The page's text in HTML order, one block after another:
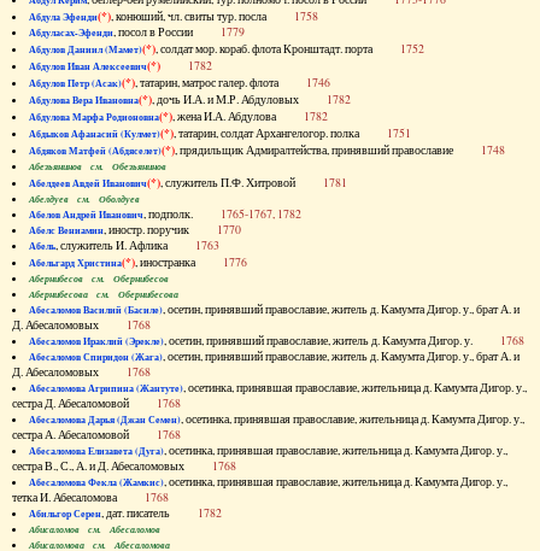
Абдула Эфенди(*), конюший, чл. свиты тур. посла 1758
Абдуласах-Эфенди, посол в России 1779
Абдулов Даниил (Мамет)(*), солдат мор. кораб. флота Кронштадт. порта 1752
Абдулов Иван Алексеевич(*) 1782
Абдулов Петр (Асак)(*), татарин, матрос галер. флота 1746
Абдулова Вера Ивановна(*), дочь И.А. и М.Р. Абдуловых 1782
Абдулова Марфа Родионовна(*), жена И.А. Абдулова 1782
Абдыков Афанасий (Кулмет)(*), татарин, солдат Архангелогор. полка 1751
Абдяков Матфей (Абдяселет)(*), прядильщик Адмиралтейства, принявший православие 1748
Абезьянинов см. Обезьянинов
Абелдеев Авдей Иванович(*), служитель П.Ф. Хитровой 1781
Абелдуев см. Оболдуев
Абелов Андрей Иванович, подполк. 1765-1767, 1782
Абелс Вениамин, иностр. поручик 1770
Абель, служитель И. Афлика 1763
Абельгард Христина(*), иностранка 1776
Абернибесов см. Обернибесов
Абернибесова см. Обернибесова
Абесаломов Василий (Басиле), осетин, принявший православие, житель д. Камумта Дигор. у., брат А. и
Д. Абесаломовых 1768
Абесаломов Ираклий (Эрекле), осетин, принявший православие, житель д. Камумта Дигор. у. 1768
Абесаломов Спиридон (Жага), осетин, принявший православие, житель д. Камумта Дигор. у., брат А. и
Д. Абесаломовых 1768
Абесаломова Агрипина (Жантуте), осетинка, принявшая православие, жительница д. Камумта Дигор. у.,
сестра Д. Абесаломовой 1768
Абесаломова Дарья (Джан Семен), осетинка, принявшая православие, жительница д. Камумта Дигор. у.,
сестра А. Абесаломовой 1768
Абесаломова Елизавета (Дуга), осетинка, принявшая православие, жительница д. Камумта Дигор. у.,
сестра В., С., А. и Д. Абесаломовых 1768
Абесаломова Фекла (Жамкис), осетинка, принявшая православие, жительница д. Камумта Дигор. у.,
тетка И. Абесаломова 1768
Абильгор Серен, дат. писатель 1782
Абисаломов см. Абесаломов
Абисаломова см. Абесаломова